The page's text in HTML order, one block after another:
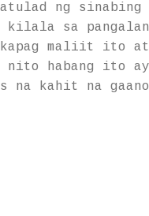
ng sinabing
kilala sa
kapag maliit ito at
nito habang ito ay
na kahit na